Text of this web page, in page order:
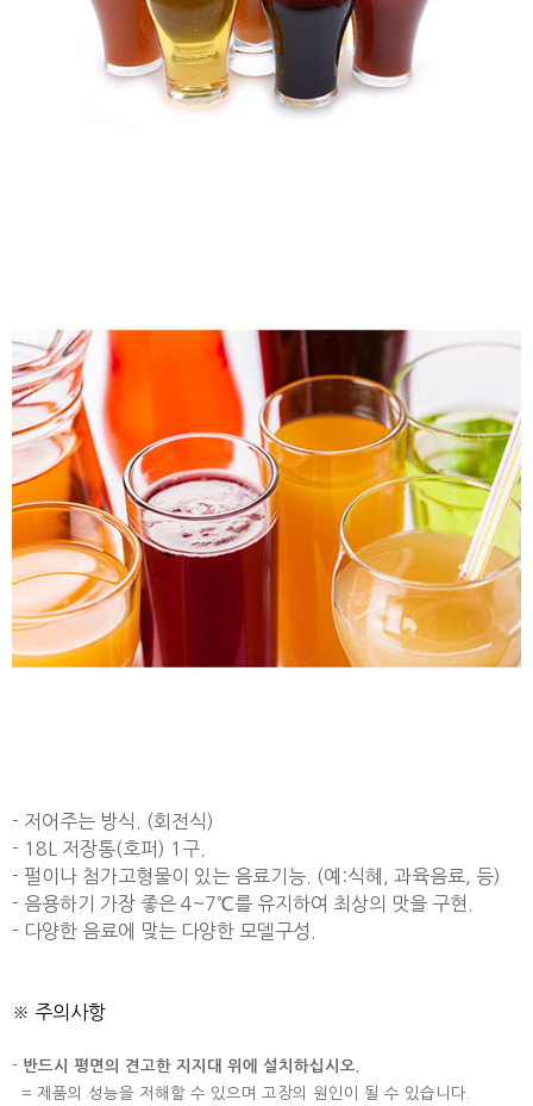
- 저어주는 방식. (회전식)
- 18L 저장통(호퍼) 1구.
- 펄이나 첨가고형물이 있는 음료기능. (예:식혜, 과육음료, 등)
- 음용하기 가장 좋은 4~7℃를 유지하여 최상의 맛을 구현.
- 다양한 음료에 맞는 다양한 모델구성.
※ 주의사항
- 반드시 평면의 견고한 지지대 위에 설치하십시오.
= 제품의 성능을 저해할 수 있으며 고장의 원인이 될 수 있습니다.